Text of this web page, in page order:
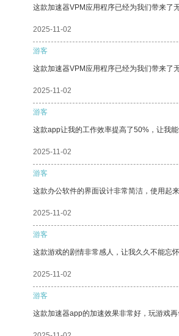
这款加速器VPM应用程序已经为我们带来了
2025-11-02
游客
这款加速器VPM应用程序已经为我们带来了
2025-11-02
游客
这款app让我的工作效率提高了50%，让我
2025-11-02
游客
这款办公软件的界面设计非常简洁，使用起
2025-11-02
游客
这款游戏的剧情非常感人，让我久久不能忘怀
2025-11-02
游客
这款加速器app的加速效果非常好，玩游戏